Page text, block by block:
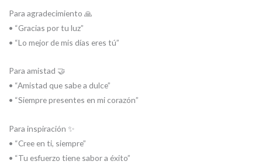
Para agradecimiento 🙏
• “Gracias por tu luz”
• “Lo mejor de mis días eres tú”
Para amistad 🤝
• “Amistad que sabe a dulce”
• “Siempre presentes en mi corazón”
Para inspiración ✨
• “Cree en ti, siempre”
• “Tu esfuerzo tiene sabor a éxito”